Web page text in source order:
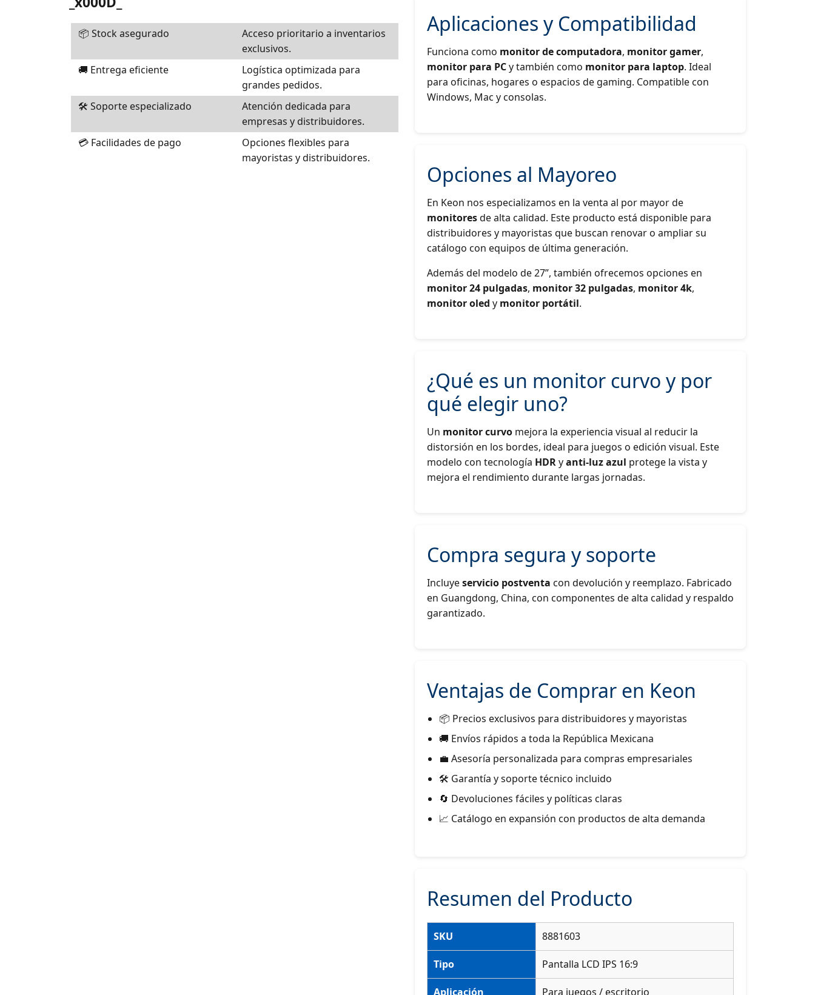
📦 Stock asegurado
Acceso prioritario a inventarios
exclusivos.
🚚 Entrega eficiente
Logística optimizada para
grandes pedidos.
🛠️ Soporte especializado
Atención dedicada para
empresas y distribuidores.
💳 Facilidades de pago
Opciones flexibles para
mayoristas y distribuidores.
Aplicaciones y Compatibilidad
Funciona como monitor de computadora, monitor gamer,
monitor para PCy también como monitor para laptop. Ideal
para oficinas, hogares o espacios de gaming. Compatible con
Windows, Mac y consolas.
Opciones al Mayoreo
En Keon nos especializamos en la venta al por mayor de
monitoresde alta calidad. Este producto está disponible para
distribuidores y mayoristas que buscan renovar o ampliar su
catálogo con equipos de última generación.
Además del modelo de 27”, también ofrecemos opciones en
monitor 24 pulgadas, monitor 32 pulgadas, monitor 4k,
monitor oled y monitor portátil.
¿Qué es un monitor curvo y por
qué elegir uno?
Un monitor curvo mejora la experiencia visual al reducir la
distorsión en los bordes, ideal para juegos o edición visual. Este
modelo con tecnología HDRyanti-luz azul protege la vista y
mejora el rendimiento durante largas jornadas.
Compra segura y soporte
Incluyeservicio postventa con devolución y reemplazo. Fabricado
en Guangdong, China, con componentes de alta calidad y respaldo
garantizado.
Ventajas de Comprar en Keon
📦 Precios exclusivos para distribuidores y mayoristas
🚚 Envíos rápidos a toda la República Mexicana
💼 Asesoría personalizada para compras empresariales
🛠 Garantía y soporte técnico incluido
🔄 Devoluciones fáciles y políticas claras
📈 Catálogo en expansión con productos de alta demanda
Resumen del Producto
SKU 8881603
Tipo Pantalla LCD IPS 16:9
Aplicación Para juegos / escritorio